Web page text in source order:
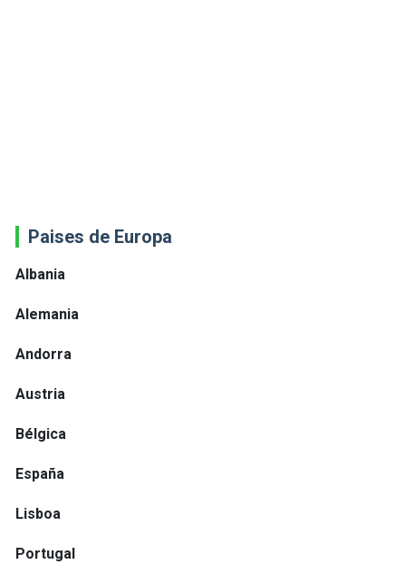
Paises de Europa
Albania
Alemania
Andorra
Austria
Bélgica
España
Lisboa
Portugal